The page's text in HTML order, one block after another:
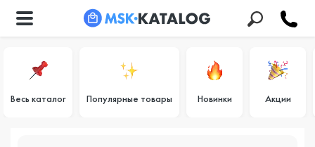
Весь каталог Популярные товары Новинки Акции